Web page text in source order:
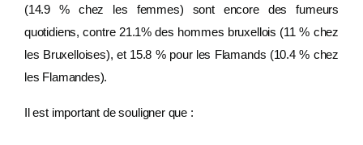
(14.9 % chez les femmes) sont encore des fumeurs
quotidiens, contre 21.1% des hommes bruxellois (11 % chez
les Bruxelloises), et 15.8 % pour les Flamands (10.4 % chez
les Flamandes).
Il est important de souligner que :